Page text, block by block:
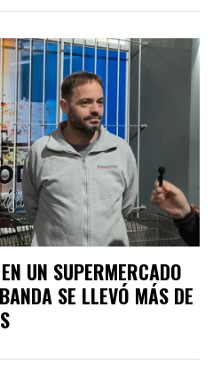
UN SUPERMERCADO
SE LLEVÓ MÁS DE